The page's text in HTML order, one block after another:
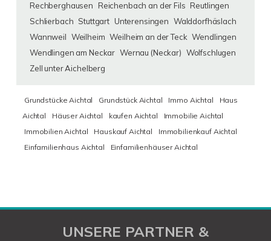
Rechberghausen
Reichenbach an der Fils Reutlingen
Schlierbach Stuttgart Unterensingen Walddorfhäslach
Wannweil Weilheim Weilheim an der Teck Wendlingen
Wendlingen am Neckar Wernau (Neckar) Wolfschlugen
Zell unter Aichelberg
Grundstücke Aichtal Grundstück Aichtal Immo Aichtal
Haus
Aichtal
Häuser Aichtal kaufen Aichtal
Immobilie Aichtal
Immobilien Aichtal
Hauskauf Aichtal
Immobilienkauf Aichtal
Einfamilienhaus Aichtal
Einfamilienhäuser Aichtal
UNSERE PARTNER &